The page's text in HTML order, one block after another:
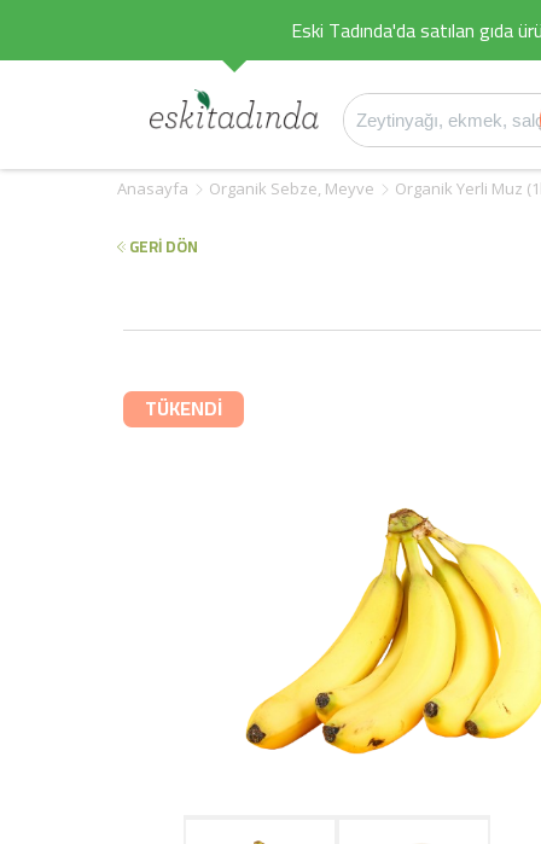
Eski Tadında'da satılan gıda
Anasayfa Organik Sebze, Meyve Organik Yerli Muz
GERİ DÖN
TÜKENDİ